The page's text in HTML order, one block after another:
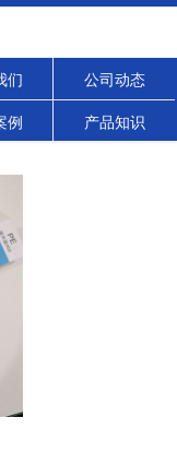
们 公司动态
例 产品知识